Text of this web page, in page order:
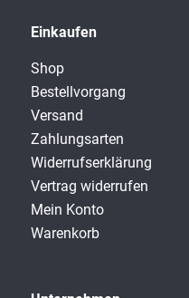
Einkaufen
Shop
Bestellvorgang
Versand
Zahlungsarten
Widerrufserklärung
Vertrag widerrufen
Mein Konto
Warenkorb